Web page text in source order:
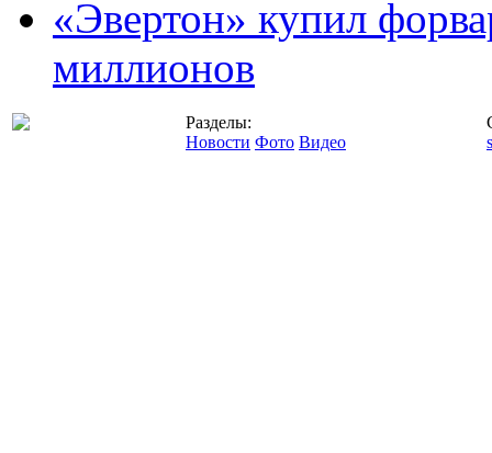
«Эвертон» купил
миллионов
Разделы:
Новости Фото Видео